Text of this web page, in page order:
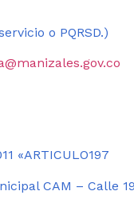
o PQRSD.)
«ARTICULO197
CAM – Calle